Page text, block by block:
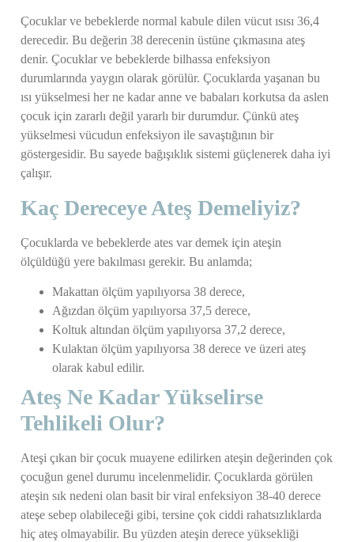
Çocuklar ve bebeklerde normal kabule dilen vücut ısısı 36,4
derecedir. Bu değerin 38 derecenin üstüne çıkmasına ateş
denir. Çocuklar ve bebeklerde bilhassa enfeksiyon
durumlarında yaygın olarak görülür. Çocuklarda yaşanan bu
ısı yükselmesi her ne kadar anne ve babaları korkutsa da aslen
çocuk için zararlı değil yararlı bir durumdur. Çünkü ateş
yükselmesi vücudun enfeksiyon ile savaştığının bir
göstergesidir. Bu sayede bağışıklık sistemi güçlenerek daha iyi
çalışır.
Kaç Dereceye Ateş Demeliyiz?
Çocuklarda ve bebeklerde ates var demek için ateşin
ölçüldüğü yere bakılması gerekir. Bu anlamda;
Makattan ölçüm yapılıyorsa 38 derece,
Ağızdan ölçüm yapılıyorsa 37,5 derece,
Koltuk altından ölçüm yapılıyorsa 37,2 derece,
Kulaktan ölçüm yapılıyorsa 38 derece ve üzeri ateş
olarak kabul edilir.
Ateş Ne Kadar Yükselirse
Tehlikeli Olur?
Ateşi çıkan bir çocuk muayene edilirken ateşin değerinden çok
çocuğun genel durumu incelenmelidir. Çocuklarda görülen
ateşin sık nedeni olan basit bir viral enfeksiyon 38-40 derece
ateşe sebep olabileceği gibi, tersine çok ciddi rahatsızlıklarda
hiç ateş olmayabilir. Bu yüzden ateşin derece yüksekliği